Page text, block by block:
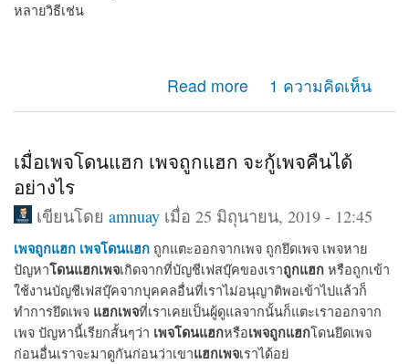
หลายวิธีเช่น
Read more
about เพจถูกแฮก โดนแฮก ถูกยึดเพจ แตะออกจากแอดมิน
เพจ จะกู้คืนได้หรือไม่
1 ความคิดเห็น
เมื่อเพจโดนแฮก เพจถูกแฮก จะกู้เพจคืนได้
อย่างไร
เขียนโดย amnuay เมื่อ 25 มิถุนายน, 2019 - 12:45
เพจถูกแฮก เพจโดนแฮก ถูกแตะออกจากเพจ ถูกยึดเพจ เพจหาย
ปัญหาโดนแฮกเพจเกิดจากที่บัญชีเฟสบุ๊คของเราถูกแฮก หรือถูกเข้า
ใช้งานบัญชีเฟสบุ๊คจากบุคคลอื่นที่เราไม่อนุญาติพอเข้าไปแล้วก็
ทำการยึดเพจ แฮกเพจที่เราเคยเป็นผู้ดูแลจากนั้นก็แตะเราออกจาก
เพจ ปัญหานี้เรียกสั้นๆว่า เพจโดนแฮกหรือเพจถูกแฮกโดนยึดเพจ
ก่อนอื่นเราจะมาดูกันก่อนว่าเขาแฮกเพจเราได้อย่